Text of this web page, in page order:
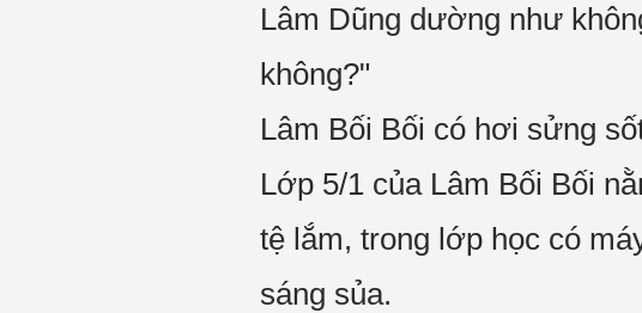
Lâm Dũng dường như
không?"
Lâm Bối Bối có hơi sửng
Lớp 5/1 của Lâm Bối Bối
tệ lắm, trong lớp học có
sáng sủa.